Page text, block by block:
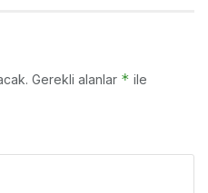
Gerekli alanlar * ile